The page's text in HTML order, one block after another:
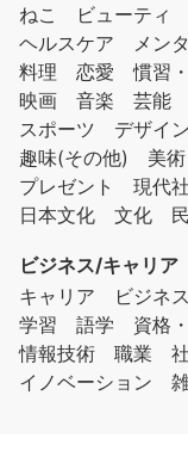
ねこ
ビューティ
ヘルスケア
メン
料理
恋愛 慣習
映画
音楽 芸能
スポーツ
デザイン
趣味(その他)
美術
プレゼント
現代
日本文化
文化
ビジネス/キャリア
キャリア
ビジネ
学習
語学 資格
情報技術
職業
イノベーション